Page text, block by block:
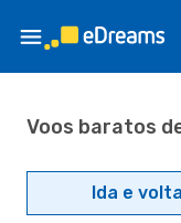
Voos baratos
Ida e volta